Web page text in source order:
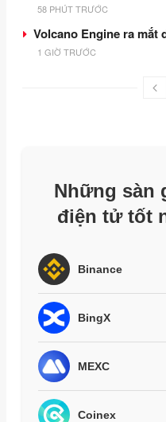
58 PHÚT TRƯỚC
Volcano Engine ra mắt
1 GIỜ TRƯỚC
Những sàn
điện tử tốt
Binance
BingX
MEXC
Coinex